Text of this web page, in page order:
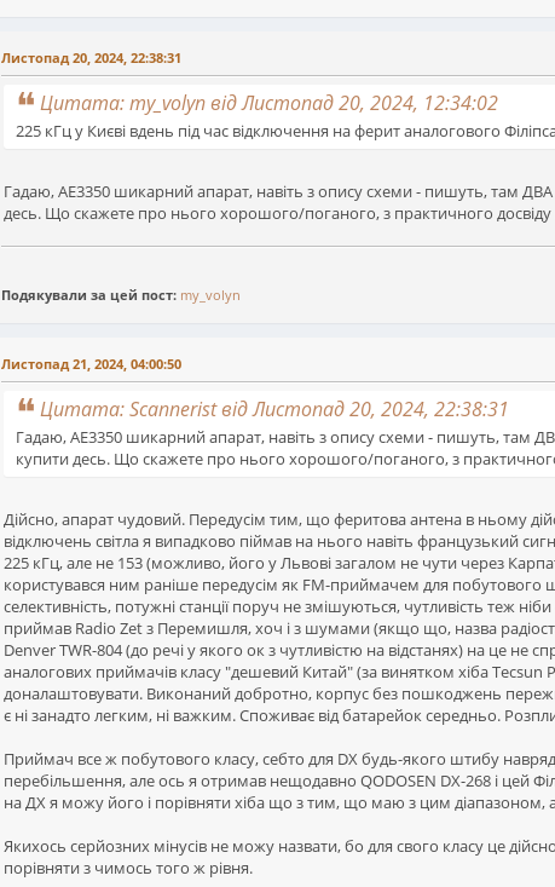
Листопад 20, 2024, 22:38:31
Цитата: my_volyn від Листопад 20, 2024, 12:34:02
225 кГц у Києві вдень під час відключення на ферит аналогового
Гадаю, AE3350 шикарний апарат, навіть з опису схеми - пишуть, там
десь. Що скажете про нього хорошого/поганого, з практичного досвіду
Подякували за цей пост: my_volyn
Листопад 21, 2024, 04:00:50
Цитата: Scannerist від Листопад 20, 2024, 22:38:31
Гадаю, AE3350 шикарний апарат, навіть з опису схеми - пишуть, там
купити десь. Що скажете про нього хорошого/поганого, з
Дійсно, апарат чудовий. Передусім тим, що феритова антена в ньому
відключень світла я випадково піймав на нього навіть французький
225 кГц, але не 153 (можливо, його у Львові загалом не чути через
користувався ним раніше передусім як FM-приймачем для
селективність, потужні станції поруч не змішуються, чутливість теж
приймав Radio Zet з Перемишля, хоч і з шумами (якщо що, назва
Denver TWR-804 (до речі у якого ок з чутливістю на відстанях) на це не
аналогових приймачів класу "дешевий Китай" (за винятком хіба Tecsun
доналаштовувати. Виконаний добротно, корпус без пошкоджень
є ні занадто легким, ні важким. Споживає від батарейок середньо.
Приймач все ж побутового класу, себто для DX будь-якого штибу
перебільшення, але ось я отримав нещодавно QODOSEN DX-268 і цей
на ДХ я можу його і порівняти хіба що з тим, що маю з цим діапазоном,
Якихось серйозних мінусів не можу назвати, бо для свого класу це
порівняти з чимось того ж рівня.